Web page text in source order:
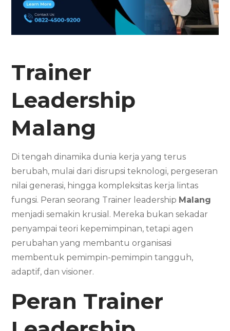
Trainer
Leadership
Malang
Di tengah dinamika dunia kerja yang terus
berubah, mulai dari disrupsi teknologi, pergeseran
nilai generasi, hingga kompleksitas kerja lintas
fungsi. Peran seorang Trainer leadership Malang
menjadi semakin krusial. Mereka bukan sekadar
penyampai teori kepemimpinan, tetapi agen
perubahan yang membantu organisasi
membentuk pemimpin-pemimpin tangguh,
adaptif, dan visioner.
Peran Trainer